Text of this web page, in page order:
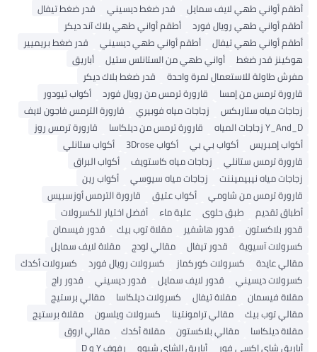
أطقم أواني طهي لايف سمايل
قدر ضغط ديسيني
قدر ضغط تيفال
أطقم أواني طهي رويال فورد
أطقم أواني طهي بلاك آند ديكر
أطقم أواني طهي تيفال
أطقم أواني طهي ديسيني
قدر ضغط بريميير
هوكينز قدر ضغط
أواني طهي من الستانلس ستيل
أباريق
مفرش طاولة للاستعمال لمرة واحدة
قدر ضغط بلاك ديكر
قارورة ترمس من إمسا
قارورة ترمس من رويال فورد
أكواب تيودور
زجاجات مياه ستاربكس
زجاجات مياه فوبيري
قارورة الترمس فاجون لايف
Y_And_D زجاجات المياه
قارورة ترمس من ديلكاسا
قارورة ترمس روز
أكواب إمبريس
أكواب بي بي أكواب 3Drose
أكواب ستانلي
قارورة ترمس ستانلي
زجاجات مياه كاستويف
أكواب البراق
زجاجات مياه نيبيميننت
زجاجات مياه سيوسي
أكواب رين
قارورة ترمس من شاومي
أكواب عتيق
قارورة الترمس أوزسبيس
أطباق تقديم
طبق حلوى علبة ماء
أفضل اختيار للكسرولات
قدور بلاكستون
قدور هاشفير مقلاة توب بيك
قدور فيسمان
كسرولات آسيوية
قدور تيفال مقالي لودج
مقلاة لايف سمايل
مقالي عايدة
كسرولات كوركماز كسرولات رويال فورد
كسرولات أكدك
كسرولات ديسيني
قدور لايف سمايل قدور ديسيني
قدور راج
مقلاة فيسمان
مقلاة تيفال كسرولات ديلكاسا
مقالي برستيج
مقالي توب بيك
مقالي ترامونتينا كسرولات ويلسون
مقلاة برستيج
مقلاة ديلكاسا
مقالي بلاكستون مقلاة أكدك
مقالي اروق
أباريق شاي إكسي فور
أباريق الشاي شيوو
رفوف Y و D